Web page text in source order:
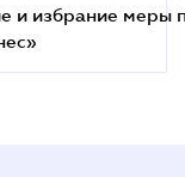
и избрание меры